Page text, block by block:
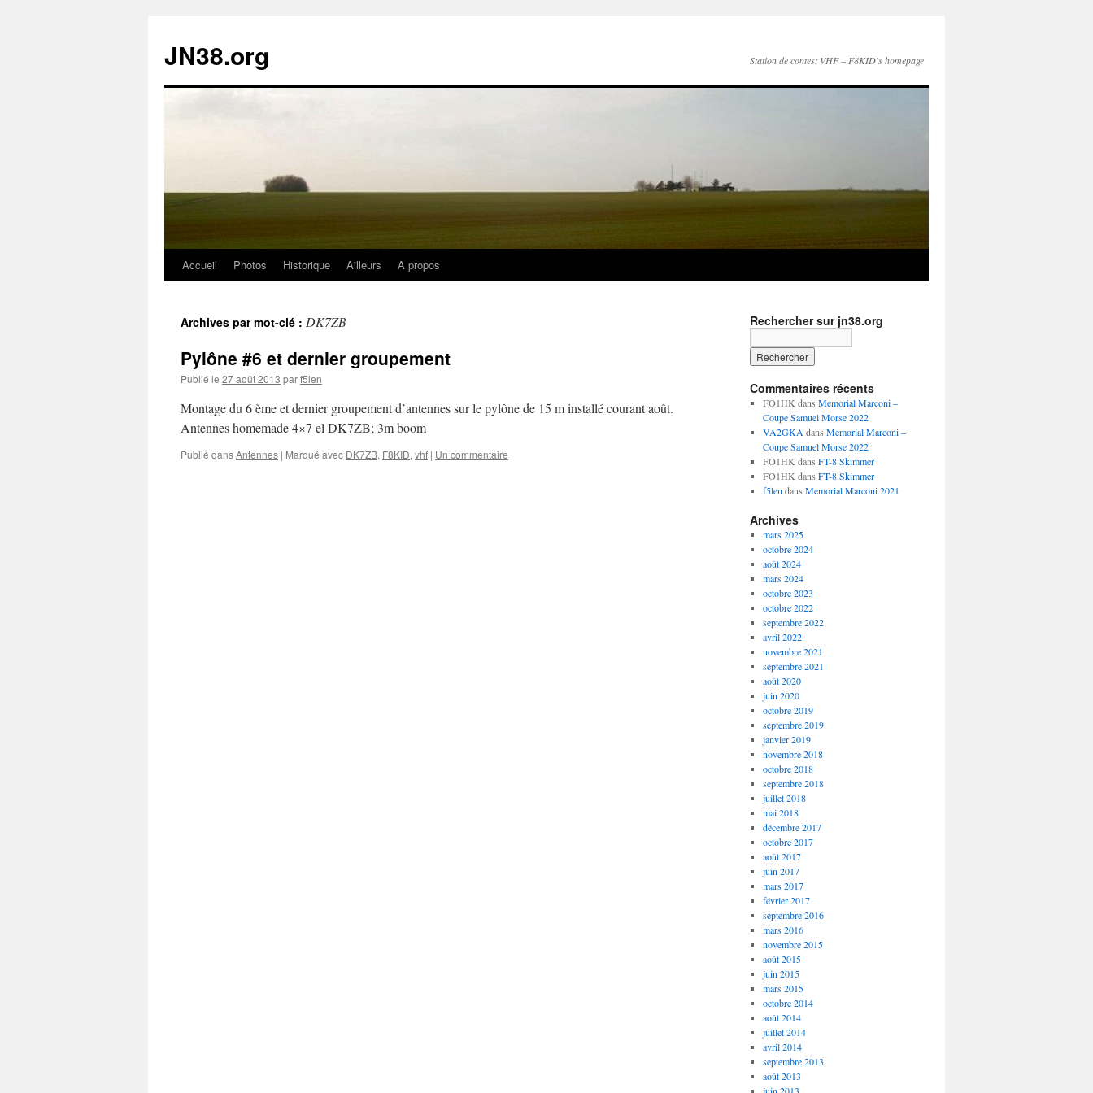
JN38.org Station de contest VHF – F8KID's homepage
Aller
contenu
Accueil Photos Historique Ailleurs A propos
Archives par mot-clé : DK7ZB
Pylône #6 et dernier groupement
Publié le 27 août 2013 parf5len
Montage du 6 ème et dernier groupement d’antennes sur le pylône de 15 m installé courant août.
Antennes homemade 4×7 el DK7ZB; 3m boom
Publié dansAntennes | Marqué avec DK7ZB, F8KID, vhf | Un commentaire
Rechercher sur jn38.org
Commentaires récents
FO1HK dans Memorial Marconi –
Coupe Samuel Morse 2022
VA2GKA dans Memorial Marconi –
Coupe Samuel Morse 2022
FO1HK dans FT-8 Skimmer
FO1HK dans FT-8 Skimmer
f5len dans Memorial Marconi 2021
Archives
mars 2025
octobre 2024
août 2024
mars 2024
octobre 2023
octobre 2022
septembre 2022
avril 2022
novembre 2021
septembre 2021
août 2020
juin 2020
octobre 2019
septembre 2019
janvier 2019
novembre 2018
octobre 2018
septembre 2018
juillet 2018
mai 2018
décembre 2017
octobre 2017
août 2017
juin 2017
mars 2017
février 2017
septembre 2016
mars 2016
novembre 2015
août 2015
juin 2015
mars 2015
octobre 2014
août 2014
juillet 2014
avril 2014
septembre 2013
août 2013